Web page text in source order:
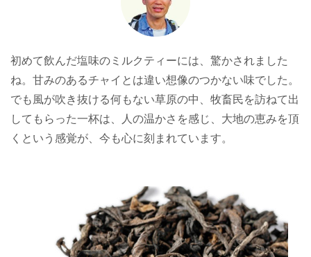
初めて飲んだ塩味のミルクティーには、驚かされました
ね。甘みのあるチャイとは違い想像のつかない味でした。
でも風が吹き抜ける何もない草原の中、牧畜民を訪ねて出
してもらった一杯は、人の温かさを感じ、大地の恵みを頂
くという感覚が、今も心に刻まれています。